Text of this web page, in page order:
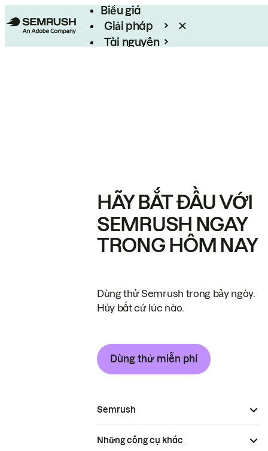
Biểu giá
Giải pháp
Tài nguyên
HÃY BẮT ĐẦU VỚI
SEMRUSH NGAY
TRONG HÔM NAY
Dùng thử Semrush trong bảy ngày.
Hủy bất cứ lúc nào.
Dùng thử miễn phí
Semrush
Những công cụ khác